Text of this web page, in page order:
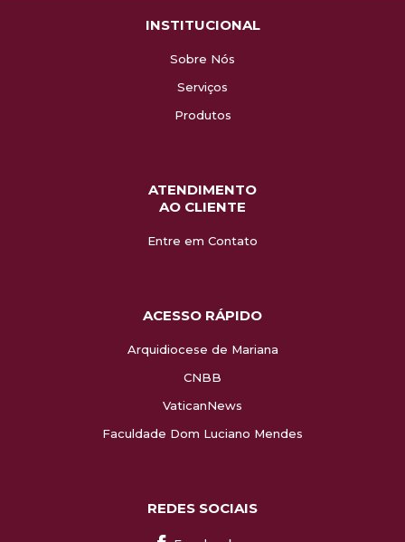
INSTITUCIONAL
Sobre Nós
Serviços
Produtos
ATENDIMENTO
AO CLIENTE
Entre em Contato
ACESSO RÁPIDO
Arquidiocese de Mariana
CNBB
VaticanNews
Faculdade Dom Luciano Mendes
REDES SOCIAIS